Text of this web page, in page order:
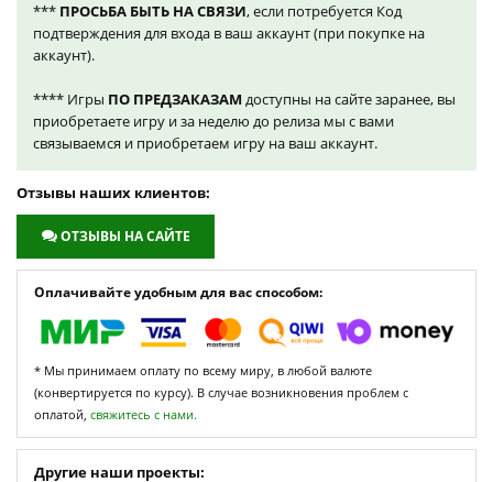
*** ПРОСЬБА БЫТЬ НА СВЯЗИ, если потребуется Код
подтверждения для входа в ваш аккаунт (при покупке на
аккаунт).
**** Игры ПО ПРЕДЗАКАЗАМ доступны на сайте заранее, вы
приобретаете игру и за неделю до релиза мы с вами
связываемся и приобретаем игру на ваш аккаунт.
Отзывы наших клиентов:
ОТЗЫВЫ НА САЙТЕ
Оплачивайте удобным для вас способом:
* Мы принимаем оплату по всему миру, в любой валюте
(конвертируется по курсу). В случае возникновения проблем с
оплатой, свяжитесь с нами.
Другие наши проекты: